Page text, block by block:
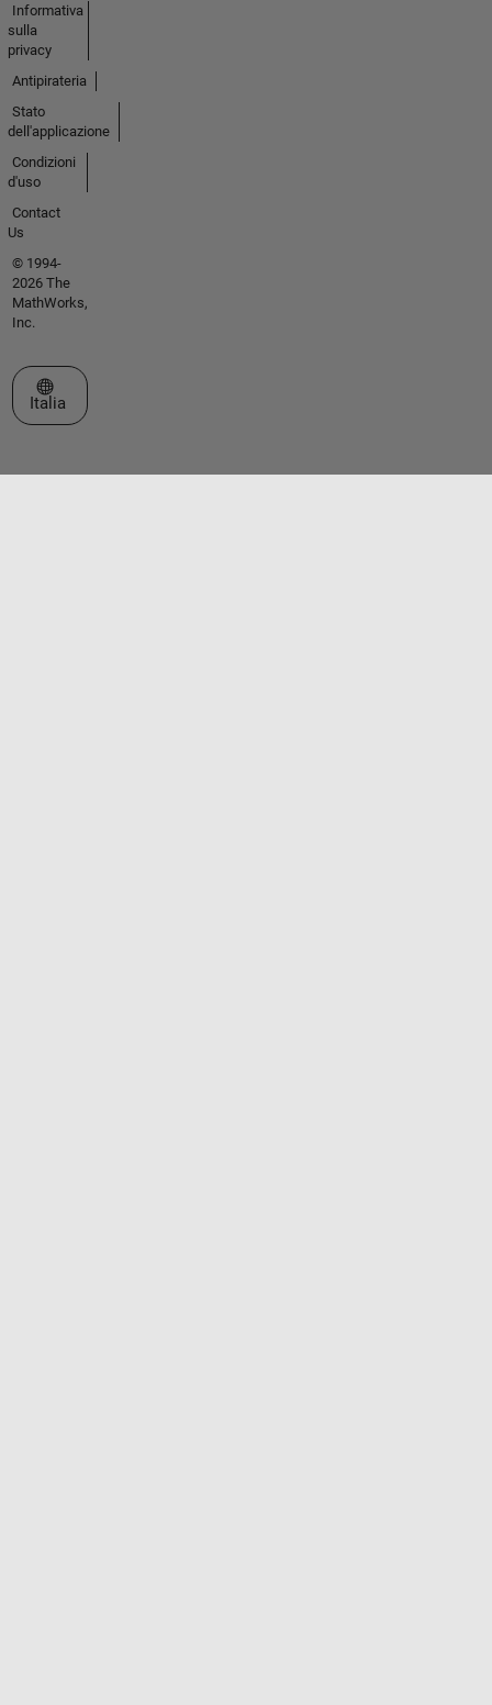
Informativa
sulla
privacy
Antipirateria
Stato
dell'applicazione
Condizioni
d'uso
Contact
Us
© 1994-
2026 The
MathWorks,
Inc.
Seleziona un sito web
Italia